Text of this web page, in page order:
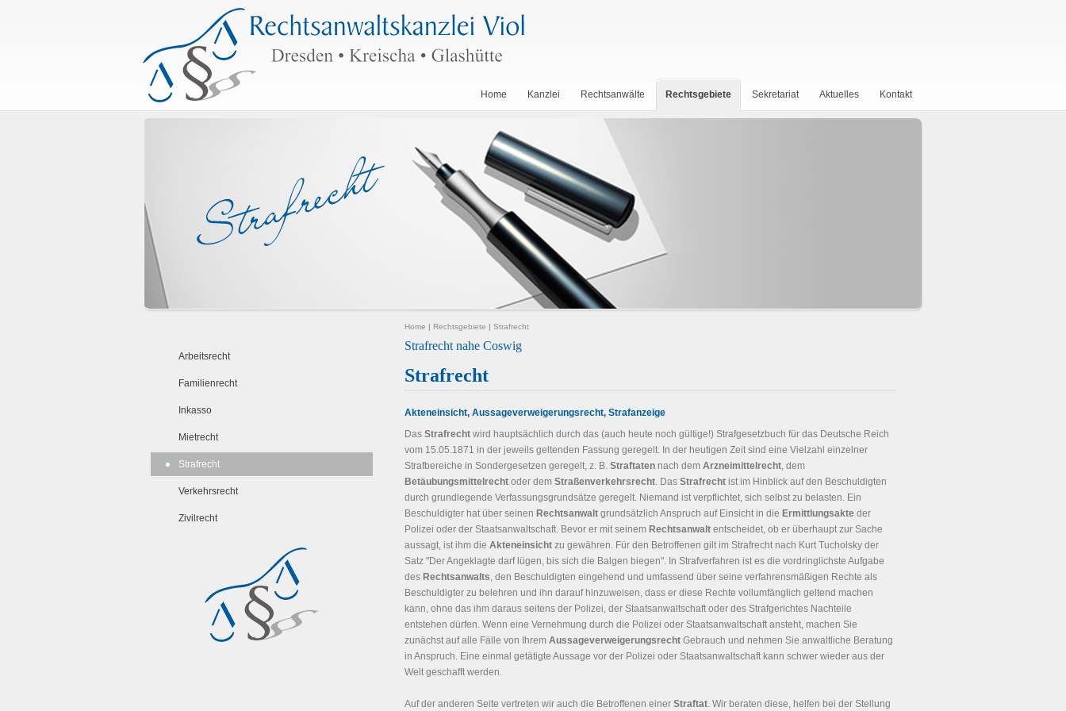
Home Kanzlei Rechtsanwälte Rechtsgebiete Sekretariat Aktuelles Kontakt
Arbeitsrecht
Familienrecht
Inkasso
Mietrecht
Strafrecht
Verkehrsrecht
Zivilrecht
Home | Rechtsgebiete | Strafrecht
Strafrecht nahe Coswig
Strafrecht
Akteneinsicht, Aussageverweigerungsrecht, Strafanzeige
Das Strafrecht wird hauptsächlich durch das (auch heute noch gültige!) Strafgesetzbuch für das Deutsche Reich
vom 15.05.1871 in der jeweils geltenden Fassung geregelt. In der heutigen Zeit sind eine Vielzahl einzelner
Strafbereiche in Sondergesetzen geregelt, z. B. Straftaten nach dem Arzneimittelrecht, dem
Betäubungsmittelrecht oder dem Straßenverkehrsrecht. Das Strafrecht ist im Hinblick auf den Beschuldigten
durch grundlegende Verfassungsgrundsätze geregelt. Niemand ist verpflichtet, sich selbst zu belasten. Ein
Beschuldigter hat über seinen Rechtsanwalt grundsätzlich Anspruch auf Einsicht in die Ermittlungsakte der
Polizei oder der Staatsanwaltschaft. Bevor er mit seinem Rechtsanwalt entscheidet, ob er überhaupt zur Sache
aussagt, ist ihm die Akteneinsicht zu gewähren. Für den Betroffenen gilt im Strafrecht nach Kurt Tucholsky der
Satz "Der Angeklagte darf lügen, bis sich die Balgen biegen". In Strafverfahren ist es die vordringlichste Aufgabe
des Rechtsanwalts, den Beschuldigten eingehend und umfassend über seine verfahrensmäßigen Rechte als
Beschuldigter zu belehren und ihn darauf hinzuweisen, dass er diese Rechte vollumfänglich geltend machen
kann, ohne das ihm daraus seitens der Polizei, der Staatsanwaltschaft oder des Strafgerichtes Nachteile
entstehen dürfen. Wenn eine Vernehmung durch die Polizei oder Staatsanwaltschaft ansteht, machen Sie
zunächst auf alle Fälle von Ihrem Aussageverweigerungsrecht Gebrauch und nehmen Sie anwaltliche Beratung
in Anspruch. Eine einmal getätigte Aussage vor der Polizei oder Staatsanwaltschaft kann schwer wieder aus der
Welt geschafft werden.
Auf der anderen Seite vertreten wir auch die Betroffenen einer Straftat. Wir beraten diese, helfen bei der Stellung